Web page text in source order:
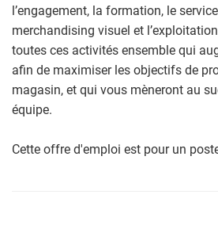
l’engagement, la formation, le
merchandising visuel et
toutes ces activités ensemble qui
afin de maximiser les objectifs de
magasin, et qui vous mèneront au
équipe.
Cette offre d'emploi est pour un